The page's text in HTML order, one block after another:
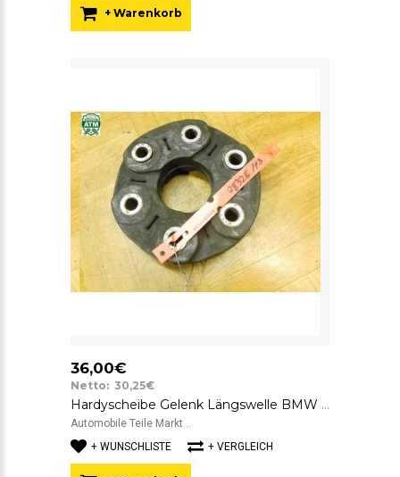
+ Warenkorb
36,00€
Netto: 30,25€
Hardyscheibe Gelenk Längswelle BMW 7610061 SGF GAB01-043 26.11-7610061
Automobile Teile Markt ..
+ WUNSCHLISTE
+ VERGLEICH